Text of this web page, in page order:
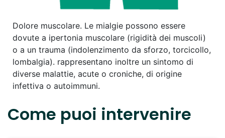
Dolore muscolare. Le mialgie possono essere
dovute a ipertonia muscolare (rigidità dei muscoli)
o a un trauma (indolenzimento da sforzo, torcicollo,
lombalgia). rappresentano inoltre un sintomo di
diverse malattie, acute o croniche, di origine
infettiva o autoimmuni.
Come puoi intervenire